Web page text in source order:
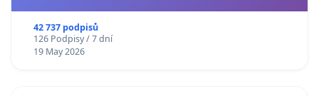
42 737 podpisů
126 Podpisy / 7 dní
19 May 2026